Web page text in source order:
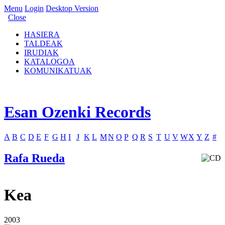
Menu Login Desktop Version
Close
HASIERA
TALDEAK
IRUDIAK
KATALOGOA
KOMUNIKATUAK
Esan Ozenki Records
A B C D E F G H I J K L MN O P Q R S T U V WX Y Z #
Rafa Rueda
Kea
2003